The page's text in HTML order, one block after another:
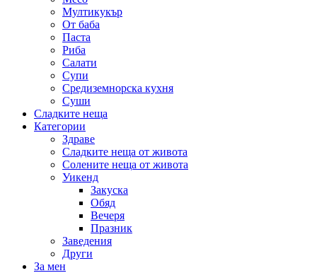
Мултикукър
От баба
Паста
Риба
Салати
Супи
Средиземнорска кухня
Суши
Сладките неща
Категории
Здраве
Сладките неща от живота
Солените неща от живота
Уикенд
Закуска
Обяд
Вечеря
Празник
Заведения
Други
За мен